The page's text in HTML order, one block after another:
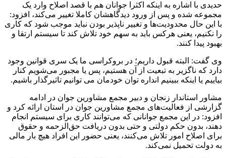
حدیدی با اشاره به اینکه اکثرا جوانان هم با قصد اصلاح وارد یک
مجموعه شده و پس از ورود دیدگاهشان کاملا تغییر می‌کند، افزود:
با این حال محدودیت‌ها و تغییر ناپذیر بودن نباید موجب شود که کاری
را نکنیم، یعنی هرکس باید به سهم خود تلاش کند تا سیستم ارتقا و
بهبود پیدا کنند.
وی گفت: البته قبول داریم؛ در بروکراسی ما یک سری قوانین وجود
دارد که ناگزیر به تبعیت از آن هستیم، پس یا مجبور می‌شویم کنار
بیاییم یا اینکه ببینیم انداره توان خودمان می توانیم تاثیرگذار باشیم.
مشاور استاندار زنجان و دبیر مجمع مشاورین جوان در ادامه
گزارشی از فعالیت‌های مجمع مشاورین جوان در استان ارائه کرد و
افزود: در این مجمع جوانانی که می‌توانند کاری برای سیستم انجام
دهند، بدون حکم دولتی و حتی بدون دریافت حق‌الزحمه و حقوق
برای اصلاح امور تلاش می‌کنند، یعنی حضور این افراد هیچ بار مالی
به دولت تحمیل نمی‌کند.